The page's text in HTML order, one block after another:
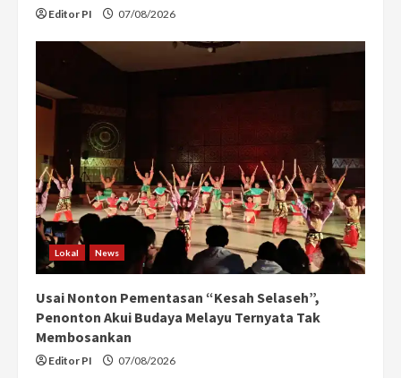
Editor PI 07/08/2026
Lokal News
Usai Nonton Pementasan “Kesah Selaseh”,
Penonton Akui Budaya Melayu Ternyata Tak
Membosankan
Editor PI 07/08/2026